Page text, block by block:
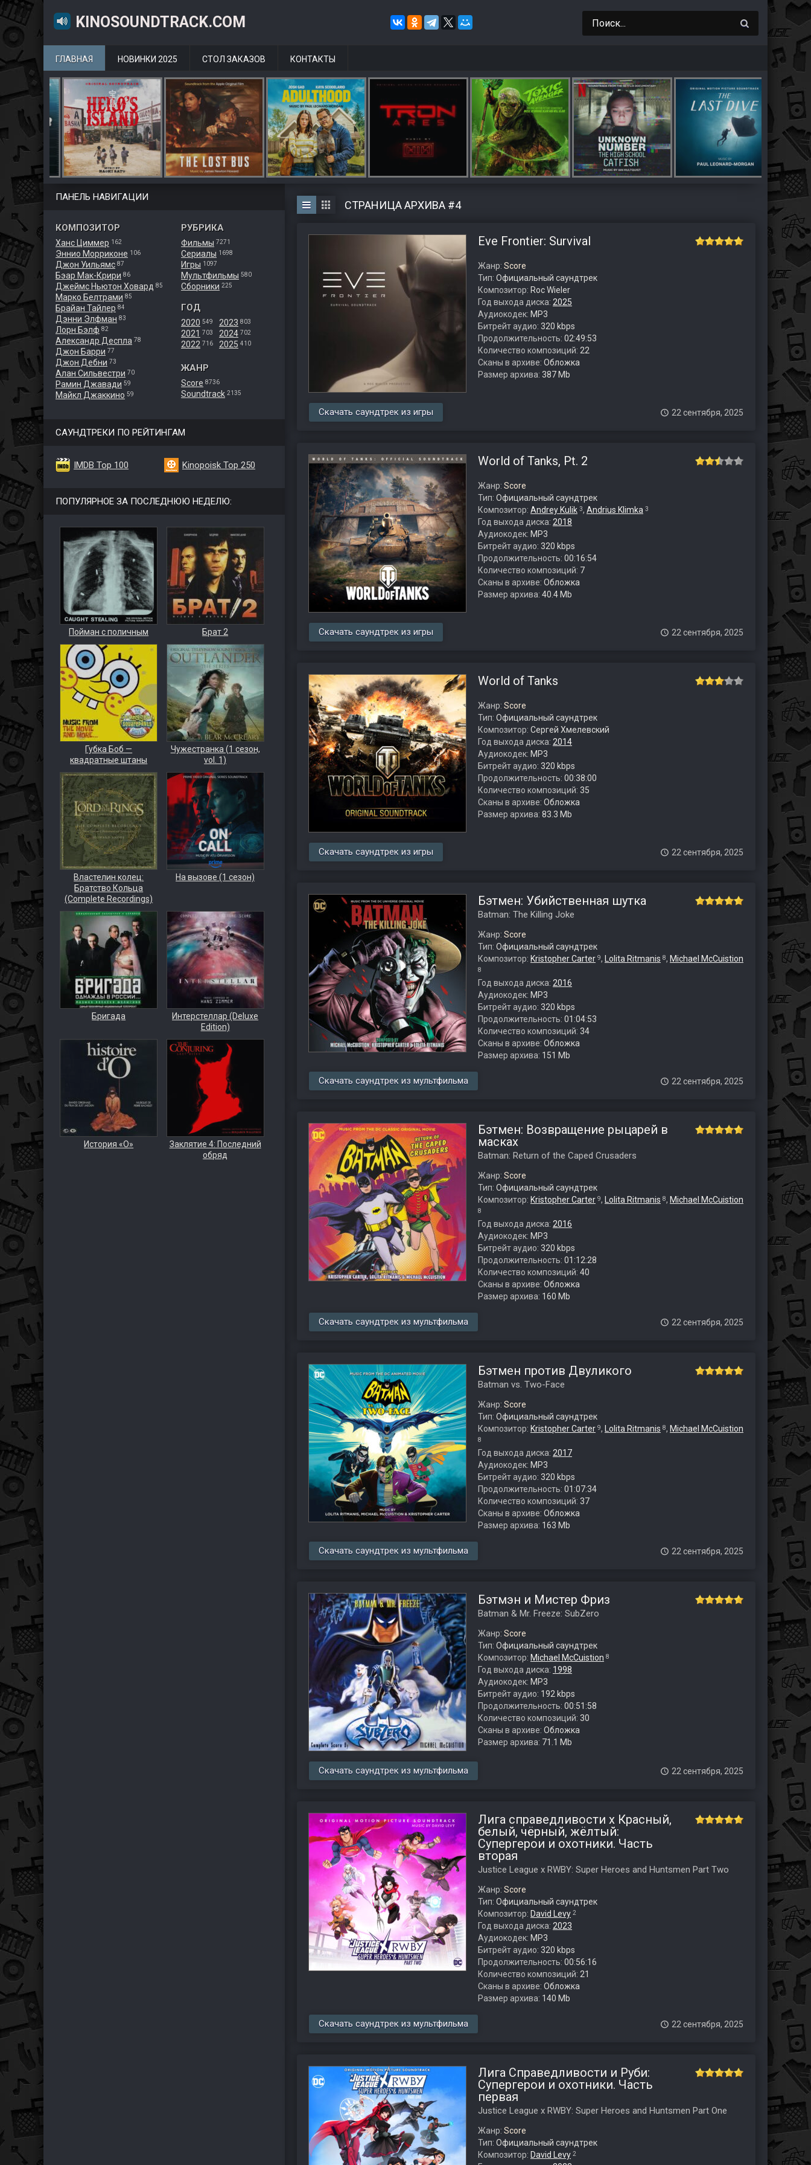
KINOSOUNDTRACK.COM
ГЛАВНАЯ НОВИНКИ 2025 СТОЛ ЗАКАЗОВ КОНТАКТЫ
ПАНЕЛЬ НАВИГАЦИИ
КОМПОЗИТОР
Ханс Циммер 162
Эннио Морриконе 106
Джон Уильямс 87
Бэар Мак-Крири 86
Джеймс Ньютон Ховард 85
Марко Белтрами 85
Брайан Тайлер 84
Дэнни Элфман 83
Лорн Бэлф 82
Александр Деспла 78
Джон Барри 77
Джон Дебни 73
Алан Сильвестри 70
Рамин Джавади 59
Майкл Джаккино 59
РУБРИКА
Фильмы 7271
Сериалы 1698
Игры 1097
Мультфильмы 580
Сборники 225
ГОД
2020 549
2021 703
2022 716
2023 803
2024 702
2025 410
ЖАНР
Score 8736
Soundtrack 2135
САУНДТРЕКИ ПО РЕЙТИНГАМ
IMDB Top 100 Kinopoisk Top 250
ПОПУЛЯРНОЕ ЗА ПОСЛЕДНЮЮ НЕДЕЛЮ:
Пойман с поличным Брат 2
Губка Боб —
квадратные штаны
Чужестранка (1 сезон,
vol. 1)
Властелин колец:
Братство Кольца
(Complete Recordings)
На вызове (1 сезон)
Бригада
Интерстеллар (Deluxe
Edition)
История «О»
Заклятие 4: Последний
обряд
СТРАНИЦА АРХИВА #4
Eve Frontier: Survival
Жанр: Score
Тип: Официальный саундтрек
Композитор: Roc Wieler
Год выхода диска: 2025
Аудиокодек: MP3
Битрейт аудио: 320 kbps
Продолжительность: 02:49:53
Количество композиций: 22
Сканы в архиве: Обложка
Размер архива: 387 Mb
Скачать саундтрек из игры 22 сентября, 2025
World of Tanks, Pt. 2
Жанр: Score
Тип: Официальный саундтрек
Композитор: Andrey Kulik 3, Andrius Klimka 3
Год выхода диска: 2018
Аудиокодек: MP3
Битрейт аудио: 320 kbps
Продолжительность: 00:16:54
Количество композиций: 7
Сканы в архиве: Обложка
Размер архива: 40.4 Mb
Скачать саундтрек из игры 22 сентября, 2025
World of Tanks
Жанр: Score
Тип: Официальный саундтрек
Композитор: Сергей Хмелевский
Год выхода диска: 2014
Аудиокодек: MP3
Битрейт аудио: 320 kbps
Продолжительность: 00:38:00
Количество композиций: 35
Сканы в архиве: Обложка
Размер архива: 83.3 Mb
Скачать саундтрек из игры 22 сентября, 2025
Бэтмен: Убийственная шутка
Batman: The Killing Joke
Жанр: Score
Тип: Официальный саундтрек
Композитор: Kristopher Carter 9, Lolita Ritmanis 8, Michael McCuistion
8
Год выхода диска: 2016
Аудиокодек: MP3
Битрейт аудио: 320 kbps
Продолжительность: 01:04:53
Количество композиций: 34
Сканы в архиве: Обложка
Размер архива: 151 Mb
Скачать саундтрек из мультфильма 22 сентября, 2025
Бэтмен: Возвращение рыцарей в
масках
Batman: Return of the Caped Crusaders
Жанр: Score
Тип: Официальный саундтрек
Композитор: Kristopher Carter 9, Lolita Ritmanis 8, Michael McCuistion
8
Год выхода диска: 2016
Аудиокодек: MP3
Битрейт аудио: 320 kbps
Продолжительность: 01:12:28
Количество композиций: 40
Сканы в архиве: Обложка
Размер архива: 160 Mb
Скачать саундтрек из мультфильма 22 сентября, 2025
Бэтмен против Двуликого
Batman vs. Two-Face
Жанр: Score
Тип: Официальный саундтрек
Композитор: Kristopher Carter 9, Lolita Ritmanis 8, Michael McCuistion
8
Год выхода диска: 2017
Аудиокодек: MP3
Битрейт аудио: 320 kbps
Продолжительность: 01:07:34
Количество композиций: 37
Сканы в архиве: Обложка
Размер архива: 163 Mb
Скачать саундтрек из мультфильма 22 сентября, 2025
Бэтмэн и Мистер Фриз
Batman & Mr. Freeze: SubZero
Жанр: Score
Тип: Официальный саундтрек
Композитор: Michael McCuistion 8
Год выхода диска: 1998
Аудиокодек: MP3
Битрейт аудио: 192 kbps
Продолжительность: 00:51:58
Количество композиций: 30
Сканы в архиве: Обложка
Размер архива: 71.1 Mb
Скачать саундтрек из мультфильма 22 сентября, 2025
Лига справедливости x Красный,
белый, чёрный, жёлтый:
Супергерои и охотники. Часть
вторая
Justice League x RWBY: Super Heroes and Huntsmen Part Two
Жанр: Score
Тип: Официальный саундтрек
Композитор: David Levy 2
Год выхода диска: 2023
Аудиокодек: MP3
Битрейт аудио: 320 kbps
Продолжительность: 00:56:16
Количество композиций: 21
Сканы в архиве: Обложка
Размер архива: 140 Mb
Скачать саундтрек из мультфильма 22 сентября, 2025
Лига Справедливости и Руби:
Супергерои и охотники. Часть
первая
Justice League x RWBY: Super Heroes and Huntsmen Part One
Жанр: Score
Тип: Официальный саундтрек
Композитор: David Levy 2